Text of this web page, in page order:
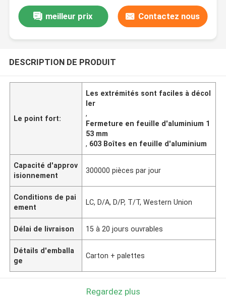
meilleur prix Contactez nous
DESCRIPTION DE PRODUIT
Le point fort:
Les extrémités sont faciles à décol
ler
,
Fermeture en feuille d'aluminium 1
53 mm
, 603 Boîtes en feuille d'aluminium
Capacité d'approv
isionnement
300000 pièces par jour
Conditions de pai
ement
LC, D/A, D/P, T/T, Western Union
Délai de livraison 15 à 20 jours ouvrables
Détails d'emballa
ge
Carton + palettes
Regardez plus